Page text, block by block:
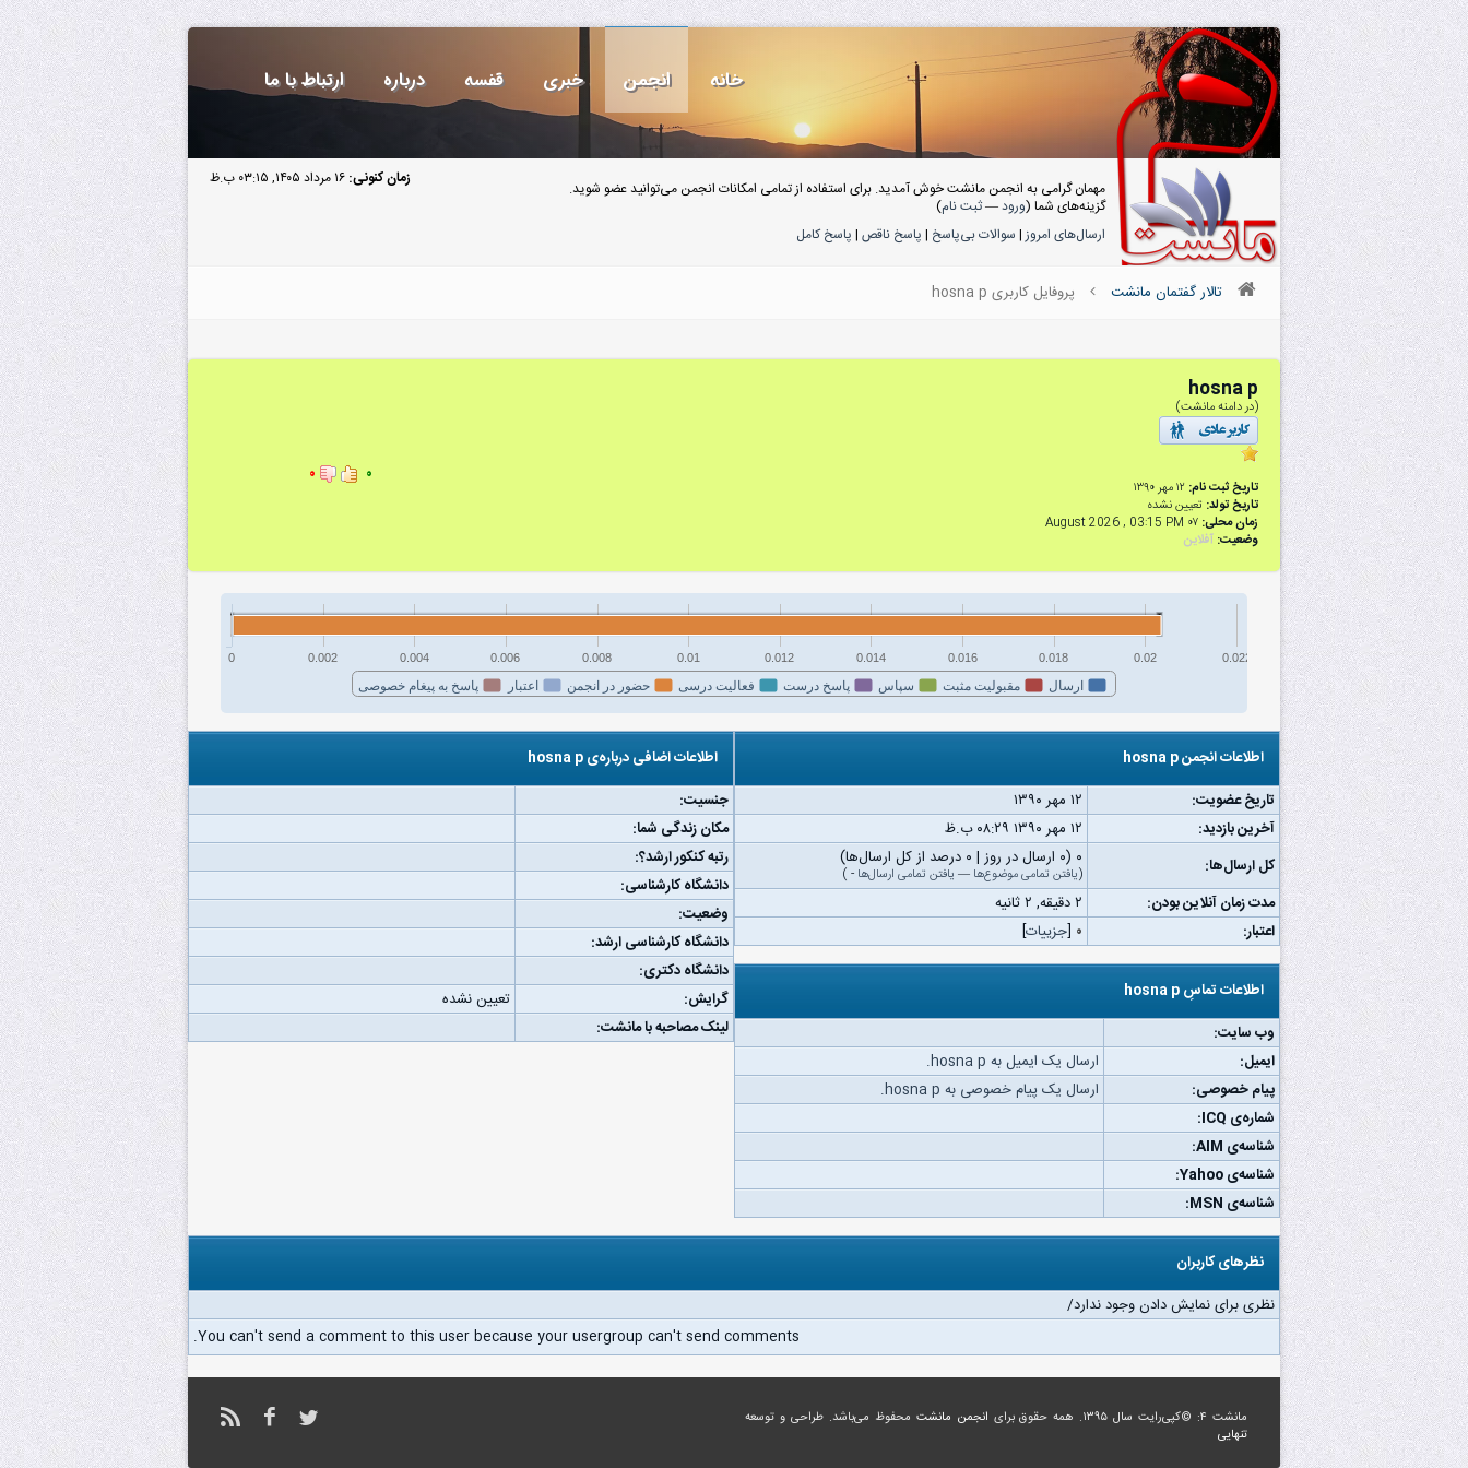
خانه انجمن خبری قفسه درباره ارتباط با ما
زمان کنونی: ۱۶ مرداد ۱۴۰۵, ۰۳:۱۵ ب.ظ
مهمان گرامی به انجمن مانشت خوش آمدید. برای استفاده از تمامی امکانات انجمن می‌توانید عضو شوید.
گزینه‌های شما (ورود—ثبت نام)
ارسال‌های امروز| سوالات بی‌پاسخ | پاسخ ناقص | پاسخ کامل
تالار گفتمان مانشت پروفایل کاربری hosna p
hosna p
(در دامنه مانشت)
تاریخ ثبت نام: ۱۲ مهر ۱۳۹۰
تاریخ تولد: تعیین نشده
زمان محلی: ۰۷ August 2026 , 03:15 PM
وضعیت: آفلاین
۰ ۰
ارسال مقبولیت مثبت سپاس پاسخ درست فعالیت درسی حضور در انجمن اعتبار پاسخ به پیغام خصوصی
0 0.002 0.004 0.006 0.008 0.01 0.012 0.014 0.016 0.018 0.02 0.022
اطلاعات انجمن hosna p
تاریخ عضویت:
۱۲ مهر ۱۳۹۰
آخرین بازدید:
۱۲ مهر ۱۳۹۰ ۰۸:۲۹ ب.ظ
کل ارسال‌ها:
۰ (۰ ارسال در روز | ۰ درصد از کل ارسال‌ها)
(یافتن تمامی موضوع‌ها — یافتن تمامی ارسال‌ها -
)
مدت زمان آنلاین بودن:
۲ دقیقه, ۲ ثانیه
اعتبار:
۰ [جزییات]
اطلاعات تماسِ hosna p
وب‌ سایت:
ایمیل:
ارسال یک ایمیل به hosna p.
پیام خصوصی:
ارسال یک پیام خصوصی به hosna p.
شماره‌ی ICQ:
شناسه‌ی AIM:
شناسه‌ی Yahoo:
شناسه‌ی MSN:
اطلاعات اضافی درباره‌ی hosna p
جنسیت:
مکان زندگی شما:
رتبه کنکور ارشد؟:
دانشگاه کارشناسی:
وضعیت:
دانشگاه کارشناسی ارشد:
دانشگاه دکتری:
گرایش:
تعیین نشده
لینک مصاحبه با مانشت:
نظرهای کاربران
نظری برای نمایش دادن وجود ندارد/
You can't send a comment to this user because your usergroup can't send comments.
مانشت ۴: ©کپی‌رایت سال ۱۳۹۵. همه حقوق برای انجمن مانشت محفوظ می‌باشد. طراحی و توسعه
تنهایی